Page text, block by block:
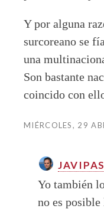
Y por alguna
surcoreano se
una
Son bastante
coincido con
MIÉRCOLES, 29
JAVIPAS
Yo también
no es